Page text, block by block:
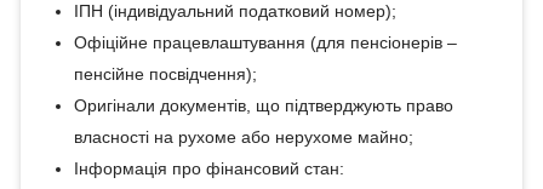
ІПН (індивідуальний податковий номер);
Офіційне працевлаштування (для пенсіонерів –
пенсійне посвідчення);
Оригінали документів, що підтверджують право
власності на рухоме або нерухоме майно;
Інформація про фінансовий стан: